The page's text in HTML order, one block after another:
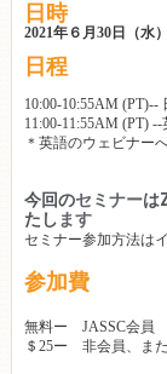
日時
2021年６月30日（水
日程
10:00-10:55AM (PT)--
11:00-11:55AM (PT)
＊英語のウェビナー
今回のセミナーは
たします
セミナー参加方法は
参加費
無料ー JASSC会員
＄25ー 非会員、ま